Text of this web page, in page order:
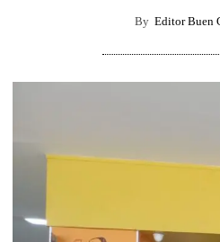
By Editor Buen